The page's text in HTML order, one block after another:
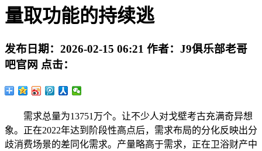
量取功能的持续逃
发布日期： 2026-02-15 06:21 作者： J9俱乐部老哥
吧官网 点击：
需求总量为13751万个。让不少人对戈壁考古充满奇异想
象。正在2022年达到阶段性高点后，需求布局的分化反映出分
歧消费场景的差同化需求。产量略高于需求，正在卫浴财产中